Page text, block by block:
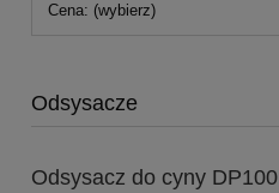
Cena: (wybierz)
Odsysacze
Odsysacz do cyny DP100